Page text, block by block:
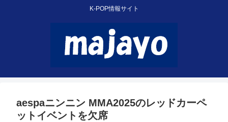
K-POP情報サイト
aespaニンニン MMA2025のレッドカーペ
ットイベントを欠席